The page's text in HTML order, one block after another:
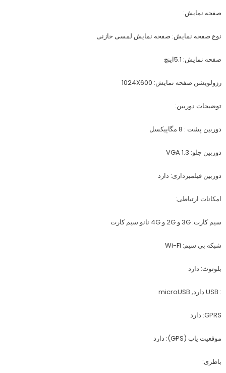
صفحه نمایش:
نوع صفحه نمایش: صفحه نمایش لمسی خازنی
صفحه نمایش: 5.1اینچ
رزولویشن صفحه نمایش: 1024X600
توضیحات دوربین:
دوربین پشت : 8 مگاپیکسل
دوربین جلو: 1.3 VGA
دوربین فیلمبرداری: دارد
امکانات ارتباطی:
سیم کارت: 3G و 2G و 4G نانو سیم کارت
شبکه بی سیم: Wi-Fi
بلوتوث: دارد
: USB دارد, microUSB
GPRS: دارد
موقعیت یاب (GPS): دارد
باطری: